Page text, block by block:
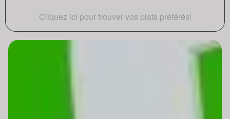
Cliquez ici pour trouver vos plats préférés!